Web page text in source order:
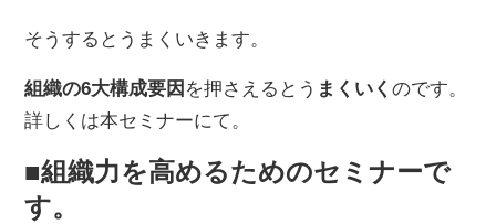
そうするとうまくいきます。
組織の6大構成要因 を押さえるとう まくいくのです。
詳しくは本セミナーにて。
■組織力を高めるためのセミナーで
す。